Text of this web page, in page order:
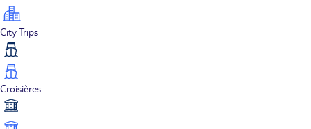
City Trips
Croisières